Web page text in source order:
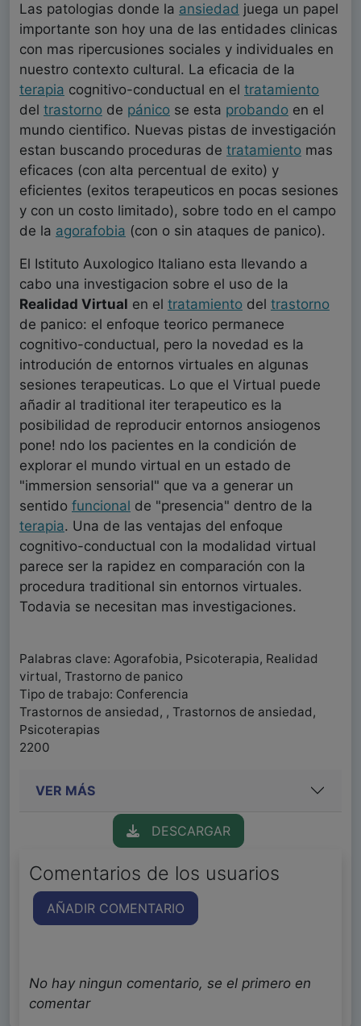
Las patologias donde la ansiedad juega un papel
importante son hoy una de las entidades clinicas
con mas ripercusiones sociales y individuales en
nuestro contexto cultural. La eficacia de la
terapia cognitivo-conductual en el tratamiento
del trastorno de pánico se esta probando en el
mundo cientifico. Nuevas pistas de investigación
estan buscando proceduras de tratamiento mas
eficaces (con alta percentual de exito) y
eficientes (exitos terapeuticos en pocas sesiones
y con un costo limitado), sobre todo en el campo
de la agorafobia (con o sin ataques de panico).
El Istituto Auxologico Italiano esta llevando a
cabo una investigacion sobre el uso de la
Realidad Virtual en el tratamiento del trastorno
de panico: el enfoque teorico permanece
cognitivo-conductual, pero la novedad es la
introdución de entornos virtuales en algunas
sesiones terapeuticas. Lo que el Virtual puede
añadir al traditional iter terapeutico es la
posibilidad de reproducir entornos ansiogenos
pone! ndo los pacientes en la condición de
explorar el mundo virtual en un estado de
"immersion sensorial" que va a generar un
sentido funcional de "presencia" dentro de la
terapia. Una de las ventajas del enfoque
cognitivo-conductual con la modalidad virtual
parece ser la rapidez en comparación con la
procedura traditional sin entornos virtuales.
Todavia se necesitan mas investigaciones.
Palabras clave: Agorafobia, Psicoterapia, Realidad
virtual, Trastorno de panico
Tipo de trabajo: Conferencia
Trastornos de ansiedad, , Trastornos de ansiedad,
Psicoterapias
2200
VER MÁS
DESCARGAR
Comentarios de los usuarios
AÑADIR COMENTARIO
No hay ningun comentario, se el primero en
comentar